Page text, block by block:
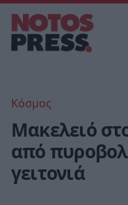
Κόσμος
Μακελειό
από
γειτονιά